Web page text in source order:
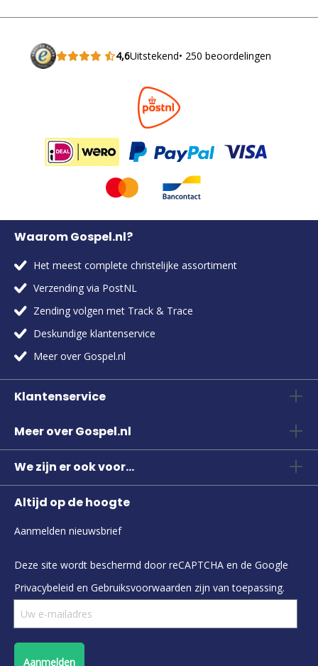
4,6Uitstekend• 250 beoordelingen
Waarom Gospel.nl?
Het meest complete christelijke assortiment
Verzending via PostNL
Zending volgen met Track & Trace
Deskundige klantenservice
Meer over Gospel.nl
Klantenservice
Meer over Gospel.nl
We zijn er ook voor...
Altijd op de hoogte
Aanmelden nieuwsbrief
Deze site wordt beschermd door reCAPTCHA en de Google
Privacybeleid en Gebruiksvoorwaarden zijn van toepassing.
Aanmelden